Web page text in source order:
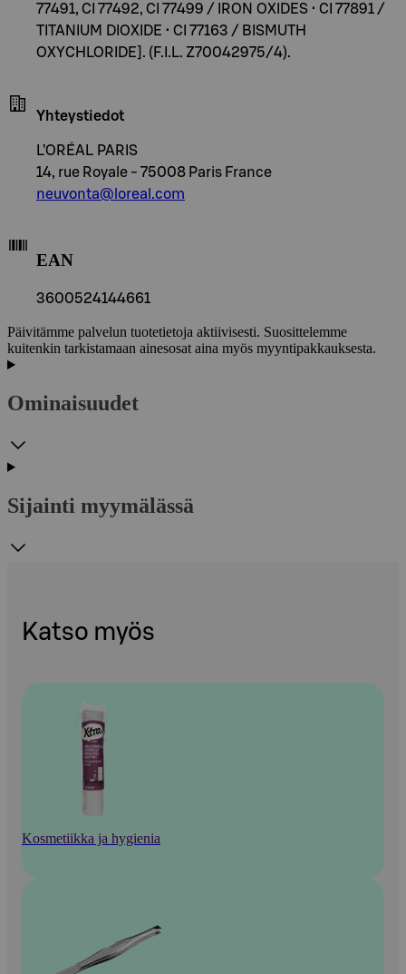
77491, CI 77492, CI 77499 / IRON OXIDES • CI 77891 /
TITANIUM DIOXIDE • CI 77163 / BISMUTH
OXYCHLORIDE]. (F.I.L. Z70042975/4).
Yhteystiedot
L’ORÉAL PARIS
14, rue Royale - 75008 Paris France
neuvonta@loreal.com
EAN
3600524144661
Päivitämme palvelun tuotetietoja aktiivisesti. Suosittelemme
kuitenkin tarkistamaan ainesosat aina myös myyntipakkauksesta.
Ominaisuudet
Sijainti myymälässä
Katso myös
Kosmetiikka ja hygienia